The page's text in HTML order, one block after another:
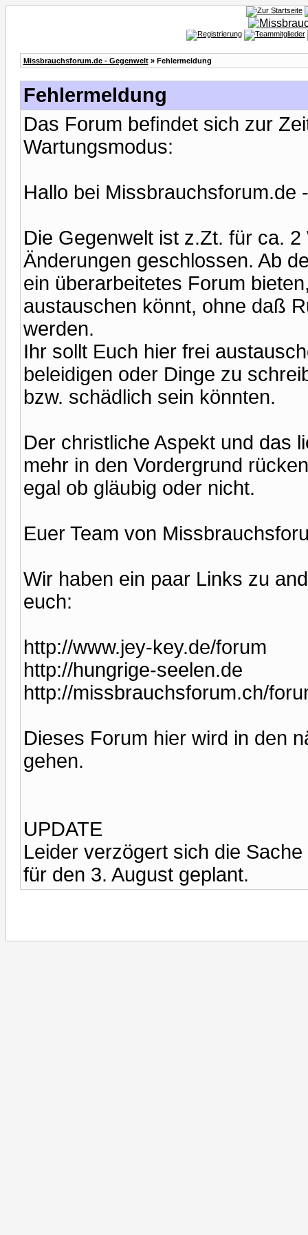
Missbrauchsforum.de - Gegenwelt» Fehlermeldung
Fehlermeldung
Das Forum befindet sich zur
Wartungsmodus:
Hallo bei Missbrauchsforum.de
Die Gegenwelt ist z.Zt. für ca.
Änderungen geschlossen. Ab
ein überarbeitetes Forum
austauschen könnt, ohne daß
werden.
Ihr sollt Euch hier frei
beleidigen oder Dinge zu
bzw. schädlich sein könnten.
Der christliche Aspekt und das
mehr in den Vordergrund
egal ob gläubig oder nicht.
Euer Team von
Wir haben ein paar Links zu
euch:
http://www.jey-key.de/forum
http://hungrige-seelen.de
http://missbrauchsforum.ch/
Dieses Forum hier wird in den
gehen.
UPDATE
Leider verzögert sich die
für den 3. August geplant.